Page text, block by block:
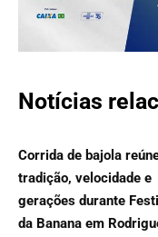
Notícias
Corrida de bajola
tradição, velocidade e
gerações durante
da Banana em